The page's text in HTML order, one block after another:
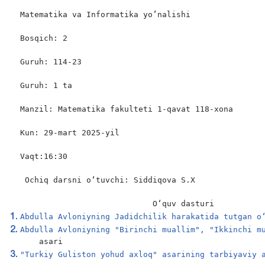
Matematika va Informatika yo’nalishi
Bosqich: 2
Guruh: 114-23
Guruh: 1 ta
Manzil: Matematika fakulteti 1-qavat 118-xona
Kun: 29-mart 2025-yil
Vaqt:16:30
Ochiq darsni oʻtuvchi: Siddiqova S.X
Oʻquv dasturi
Abdulla Avloniyning Jadidchilik harakatida tutgan
Abdulla Avloniyning "Birinchi muallim", "Ikkinchi
asari
"Turkiy Guliston yohud axloq" asarining tarbiyaviy